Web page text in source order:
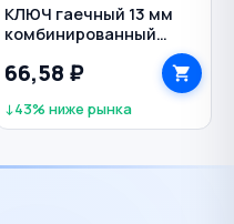
КЛЮЧ гаечный 13 мм
комбинированный
66,58 ₽
↓43% ниже рынка